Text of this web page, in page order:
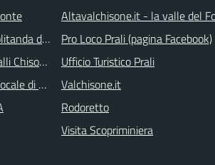
di Torino
Chisone e Germanasca
di Collegno e Pinerolo
Altavalchisone.it - la valle del
Pro Loco Prali (pagina Facebook)
Ufficio Turistico Prali
Valchisone.it
Rodoretto
Visita Scopriminiera